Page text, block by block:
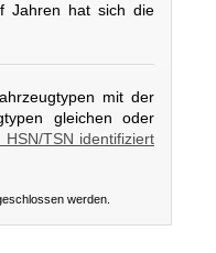
Jahren hat sich die
mit der
gleichen oder
HSN/TSN identifiziert
werden.